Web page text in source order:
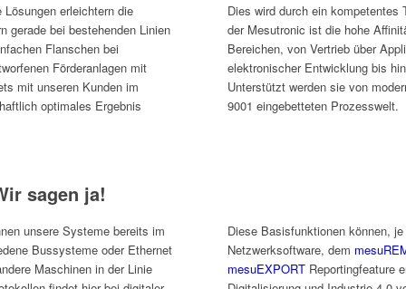
erleichtern die
gerade bei bestehenden Linien
Flanschen bei
Förderanlagen mit
mit unseren Kunden im
optimales Ergebnis
Dies wird durch ein kompetentes
der Mesutronic ist die hohe
Bereichen, von Vertrieb über
elektronischer Entwicklung bis
Unterstützt werden sie von
9001 eingebetteten Prozesswelt.
sagen ja!
unsere Systeme bereits im
Bussysteme oder Ethernet
Maschinen in der Linie
Diese Basisfunktionen können,
Netzwerksoftware, dem
mesuEXPORT Reportingfeature